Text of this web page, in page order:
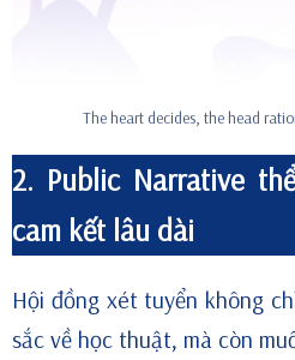
The heart decides, the head
2. Public Narrative
cam kết lâu dài
Hội đồng xét tuyển không
sắc về học thuật, mà còn